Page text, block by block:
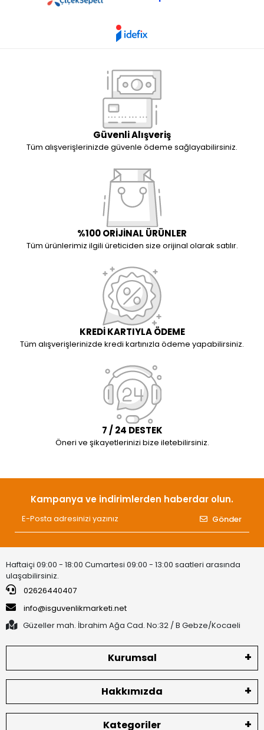
Güvenli Alışveriş
Tüm alışverişlerinizde güvenle ödeme sağlayabilirsiniz.
%100 ORİJİNAL ÜRÜNLER
Tüm ürünlerimiz ilgili üreticiden size orijinal olarak satılır.
KREDİ KARTIYLA ÖDEME
Tüm alışverişlerinizde kredi kartınızla ödeme yapabilirsiniz.
7 / 24 DESTEK
Öneri ve şikayetlerinizi bize iletebilirsiniz.
Kampanya ve indirimlerden haberdar olun.
Gönder
Haftaiçi 09:00 - 18:00 Cumartesi 09:00 - 13:00 saatleri arasında
ulaşabilirsiniz.
02626440407
info@isguvenlikmarketi.net
Güzeller mah. İbrahim Ağa Cad. No:32 / B Gebze/Kocaeli
Kurumsal
Hakkımızda
Kategoriler